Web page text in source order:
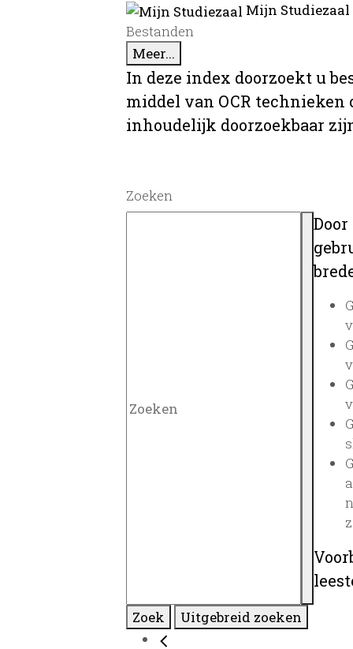
Mijn
Bestanden
Meer...
In deze index doorzoekt u
middel van OCR
inhoudelijk doorzoekbaar
Zoeken
Zoek Uitgebreid zoeken